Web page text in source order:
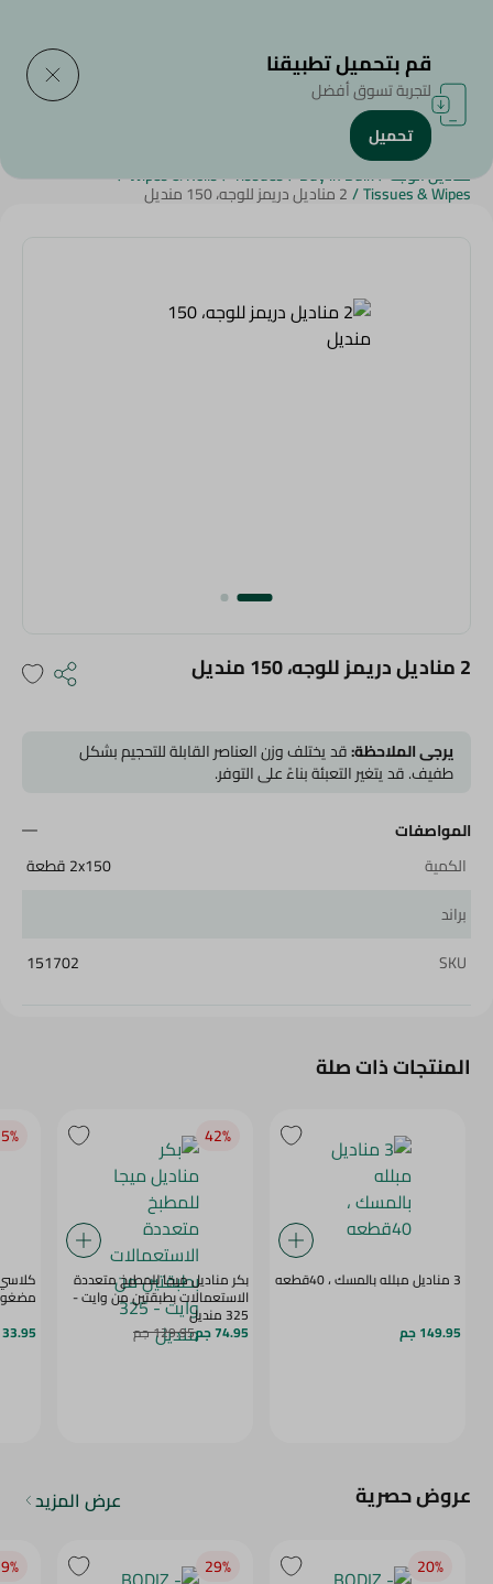
الرئيسية/الجمال والعناية الشخصية
مناديل الوجه/
Buy in Bulk
/
Tissues
/
Wipes & Rolls
/
Tissues & Wipes
/2 مناديل دريمز للوجه، 150 منديل
2 مناديل دريمز للوجه، 150 منديل
يرجى الملاحظة:قد يختلف وزن العناصر القابلة للتحجيم بشكل
طفيف. قد يتغير التعبئة بناءً على التوفر.
المواصفات
الكمية
2x150 قطعة
براند
SKU
151702
المنتجات ذات صلة
3 مناديل مبلله بالمسك ، 40قطعه
149.95 جم
42‎%‎
بكر مناديل ميجا للمطبخ متعددة
الاستعمالات بطبقتين من وايت -
325 منديل
74.95 جم 129.95 جم
مضغوطة
33.95 جم
عروض حصرية عرض المزيد
20‎%‎
29‎%‎
قم بتحميل تطبيقنا
لتجربة تسوق أفضل
تحميل